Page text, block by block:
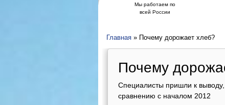
Мы работаем по
всей России
Главная » Почему дорожает хлеб?
Почему
Специалисты пришли к
сравнению с началом 2012